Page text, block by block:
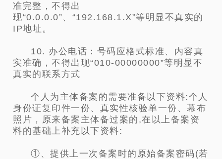
准完整，不得出
现“0.0.0.0”、“192.168.1.X”等明显不真实的
IP地址。
10. 办公电话：号码应格式标准、内容真
实准确，不得出现“010-00000000”等明显不
真实的联系方式
个人为主体备案的需要准备以下资料:个人
身份证复印件一份、真实性核验单一份、幕布
照片，原来备案主体备过案的,在以上备案资
料的基础上补充以下资料:
①、提供上一次备案时的原始备案密码 (若